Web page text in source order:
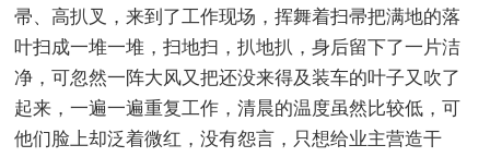
帚、高扒叉，来到了工作现场，挥舞着扫帚把满地的落
叶扫成一堆一堆，扫地扫，扒地扒，身后留下了一片洁
净，可忽然一阵大风又把还没来得及装车的叶子又吹了
起来，一遍一遍重复工作，清晨的温度虽然比较低，可
他们脸上却泛着微红，没有怨言，只想给业主营造干